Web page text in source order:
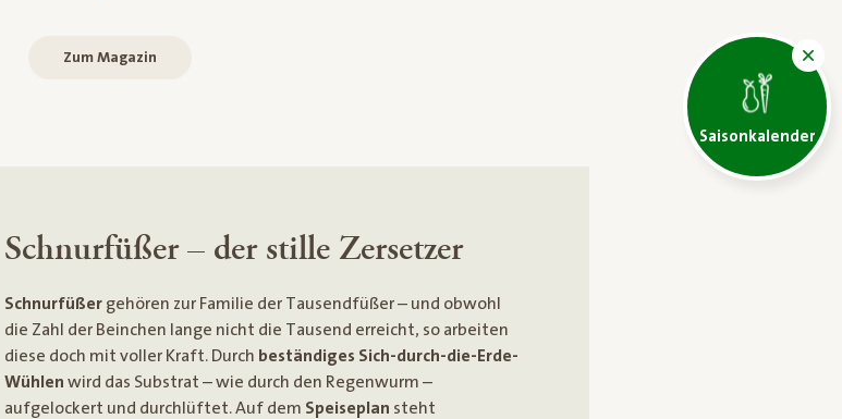
Saisonkalender
Zum Magazin
Schnurfüßer – der stille Zersetzer
Schnurfüßer gehören zur Familie der Tausendfüßer – und obwohl
die Zahl der Beinchen lange nicht die Tausend erreicht, so arbeiten
diese doch mit voller Kraft. Durch beständiges Sich-durch-die-Erde-
Wühlen wird das Substrat – wie durch den Regenwurm –
aufgelockert und durchlüftet. Auf dem Speiseplan steht